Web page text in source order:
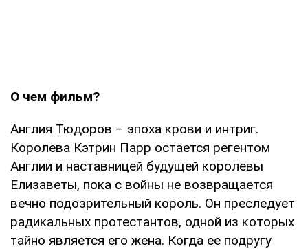
О чем фильм?
Англия Тюдоров – эпоха крови и интриг.
Королева Кэтрин Парр остается регентом
Англии и наставницей будущей королевы
Елизаветы, пока с войны не возвращается
вечно подозрительный король. Он преследует
радикальных протестантов, одной из которых
тайно является его жена. Когда ее подругу